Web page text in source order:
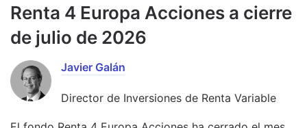
Renta 4 Europa Acciones a cierre
de julio de 2026
Javier Galán
Director de Inversiones de Renta Variable